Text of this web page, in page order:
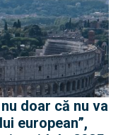
doar că nu va
european”,